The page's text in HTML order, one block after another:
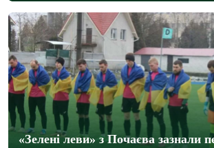
«Зелені леви» з Почаєва зазнали